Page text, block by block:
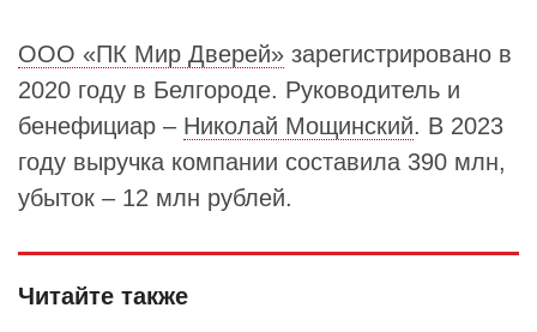
ООО «ПК Мир Дверей» зарегистрировано в
2020 году в Белгороде. Руководитель и
бенефициар – Николай Мощинский. В 2023
году выручка компании составила 390 млн,
убыток – 12 млн рублей.
Читайте также